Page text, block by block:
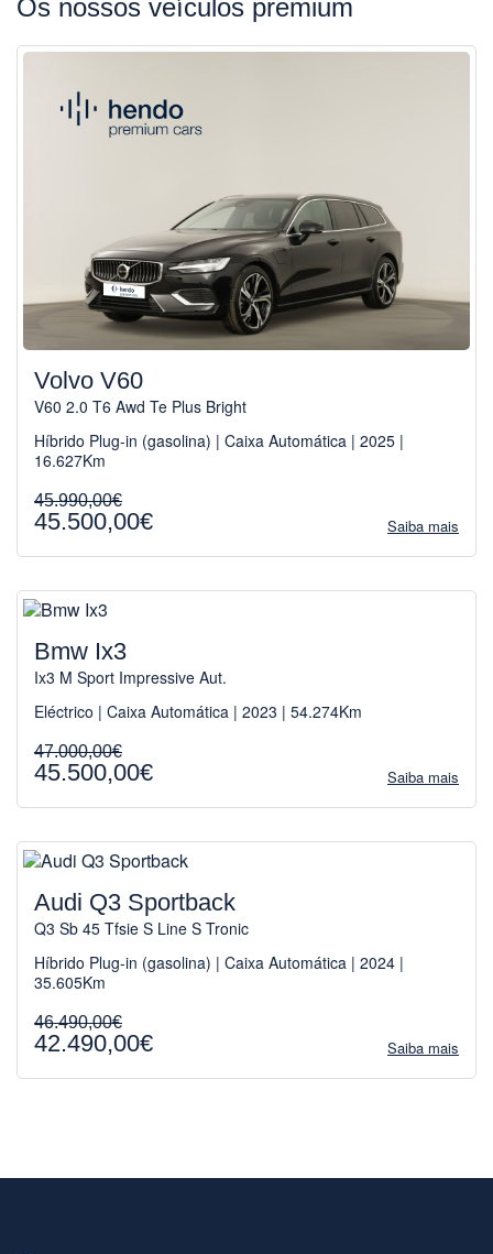
Os nossos veículos premium
Volvo V60
V60 2.0 T6 Awd Te Plus Bright
Híbrido Plug-in (gasolina) | Caixa Automática | 2025 |
16.627Km
45.990,00€
45.500,00€ Saiba mais
Bmw Ix3
Ix3 M Sport Impressive Aut.
Eléctrico | Caixa Automática | 2023 | 54.274Km
47.000,00€
45.500,00€ Saiba mais
Audi Q3 Sportback
Q3 Sb 45 Tfsie S Line S Tronic
Híbrido Plug-in (gasolina) | Caixa Automática | 2024 |
35.605Km
46.490,00€
42.490,00€ Saiba mais